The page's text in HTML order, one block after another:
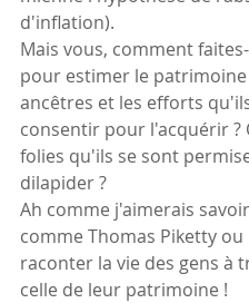
d'inflation).
Mais vous, comment
pour estimer le patrimoine
ancêtres et les efforts
consentir pour l'acquérir ?
folies qu'ils se sont
dilapider ?
Ah comme j'aimerais
comme Thomas Piketty ou
raconter la vie des gens à
celle de leur patrimoine !